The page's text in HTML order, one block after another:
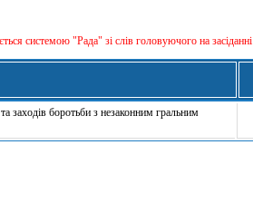
сиcтемою "Рада" зі слів головуючого на засіданні
заходів боротьби з незаконним гральним